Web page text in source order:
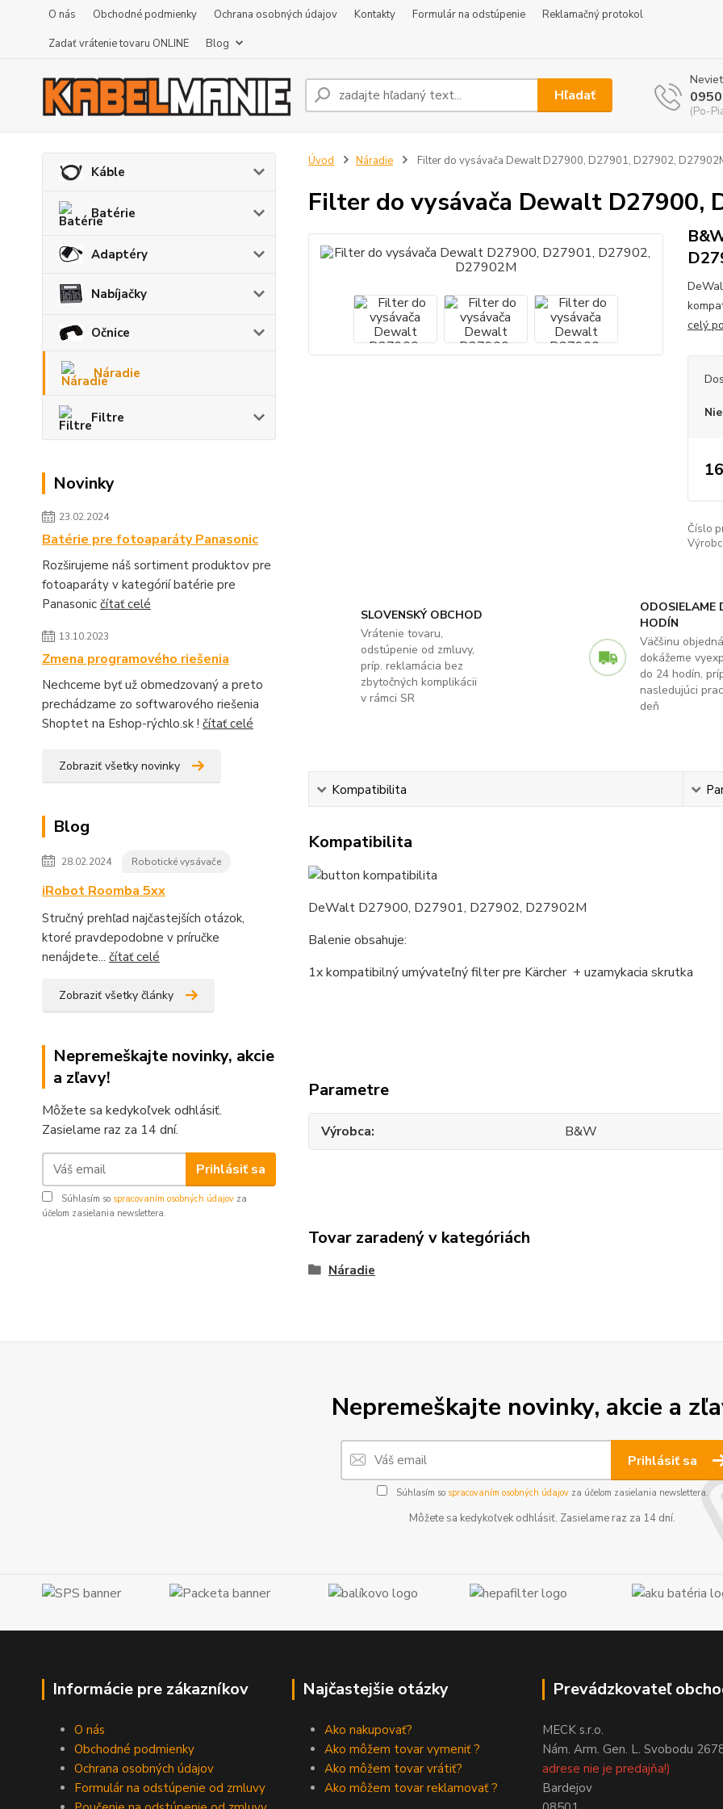
O nás Obchodné podmienky Ochrana osobných údajov Kontakty Formulár na odstúpenie
Reklamačný protokol
Zadať vrátenie tovaru ONLINE
Blog
Hľadať
(Po-
Káble
Batérie
Adaptéry
Nabíjačky
Očnice
Náradie
Filtre
Novinky
23.02.2024
Batérie pre fotoaparáty Panasonic
Rozširujeme náš sortiment produktov pre
fotoaparáty v kategórií batérie pre
Panasonic čítať celé
13.10.2023
Zmena programového riešenia
Nechceme byť už obmedzovaný a preto
prechádzame zo softwarového riešenia
Shoptet na Eshop-rýchlo.sk ! čítať celé
Zobraziť všetky novinky
Blog
28.02.2024 Robotické vysávače
iRobot Roomba 5xx
Stručný prehľad najčastejších otázok,
ktoré pravdepodobne v príručke
nenájdete... čítať celé
Zobraziť všetky články
Nepremeškajte novinky, akcie
a zľavy!
Môžete sa kedykoľvek odhlásiť.
Zasielame raz za 14 dní.
Prihlásiť sa
Súhlasím so spracovaním osobných údajov za
účelom zasielania newslettera.
Úvod Náradie Filter do vysávača Dewalt D27900, D27901, D27902,
Filter do vysávača Dewalt D27900,
celý
Číslo
SLOVENSKÝ OBCHOD
Vrátenie tovaru,
odstúpenie od zmluvy,
príp. reklamácia bez
zbytočných komplikácii
v rámci SR
ODOSIELAME
HODÍN
Väčšinu
dokážeme
do 24 hodín,
nasledujúci
deň
Kompatibilita
Kompatibilita
DeWalt D27900, D27901, D27902, D27902M
Balenie obsahuje:
1x kompatibilný umývateľný filter pre Kärcher + uzamykacia skrutka
Parametre
Výrobca B&W
Tovar zaradený v kategóriách
Náradie
Nepremeškajte novinky, akcie a
Prihlásiť sa
Súhlasím so spracovaním osobných údajovza účelom zasielania newslettera.
Môžete sa kedykoľvek odhlásiť. Zasielame raz za 14 dní.
Informácie pre zákazníkov
O nás
Obchodné podmienky
Ochrana osobných údajov
Formulár na odstúpenie od zmluvy
Najčastejšie otázky
Ako nakupovať?
Ako môžem tovar vymeniť ?
Ako môžem tovar vrátiť?
Ako môžem tovar reklamovať ?
Prevádzkovateľ
MECK s.r.o.
Nám. Arm. Gen. L. Svobodu
adrese nie je predajňa!)
Bardejov